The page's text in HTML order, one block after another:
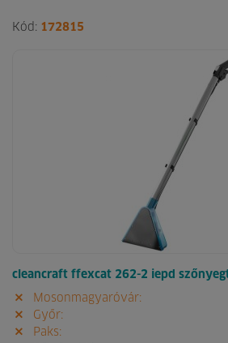
Kód: 172815
cleancraft ffexcat 262-2 iepd
Mosonmagyaróvár:
Győr:
Paks: